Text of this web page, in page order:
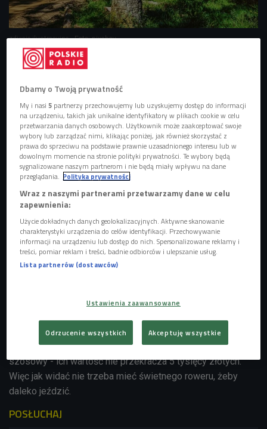
zdjęcie ilustracyjne Foto: pixabay
Otwarcie sezonu na Kazurce. "Weekend latania na rowerach"
- Rowerem zrobiłem mniej więcej 170 tys. km. przez 30. lat,
niej jeździć nie trzeba mieć sprzętu za duże pieniądze. To
dopasowany do własnych potrzeb - mówi gość audycji. -
Mam trzy jednoślady: na zimę, rower górski i rower
szosowy - ich wartość nie przekracza 5 tysięcy złotych.
Więc jak widać nie trzeba mieć świetnego roweru, żeby
daleko jeździć.
POSŁUCHAJ
Dbamy o Twoją prywatność
My i nasi 5 partnerzy przechowujemy lub uzyskujemy dostęp do informacji
na urządzeniu, takich jak unikalne identyfikatory w plikach cookie w celu
przetwarzania danych osobowych. Użytkownik może zaakceptować swoje
wybory lub zarządzać nimi, klikając poniżej, jak również skorzystać z
prawa do sprzeciwu na podstawie prawnie uzasadnionego interesu lub w
dowolnym momencie na stronie polityki prywatności. Te wybory będą
sygnalizowane naszym partnerom i nie będą miały wpływu na dane
przeglądania.
Polityka prywatności
Wraz z naszymi partnerami przetwarzamy dane w celu
zapewnienia:
Użycie dokładnych danych geolokalizacyjnych. Aktywne skanowanie
charakterystyki urządzenia do celów identyfikacji. Przechowywanie
informacji na urządzeniu lub dostęp do nich. Spersonalizowane reklamy i
treści, pomiar reklam i treści, badnie odbiorców i ulepszanie usług.
Lista partnerów (dostawców)
Ustawienia zaawansowane
Odrzucenie wszystkich Akceptuję wszystkie